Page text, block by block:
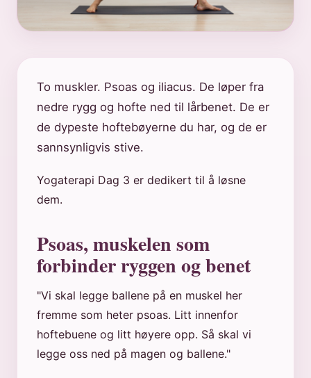
To muskler. Psoas og iliacus. De løper fra
nedre rygg og hofte ned til lårbenet. De er
de dypeste hoftebøyerne du har, og de er
sannsynligvis stive.
Yogaterapi Dag 3 er dedikert til å løsne
dem.
Psoas, muskelen som
forbinder ryggen og benet
"Vi skal legge ballene på en muskel her
fremme som heter psoas. Litt innenfor
hoftebuene og litt høyere opp. Så skal vi
legge oss ned på magen og ballene."